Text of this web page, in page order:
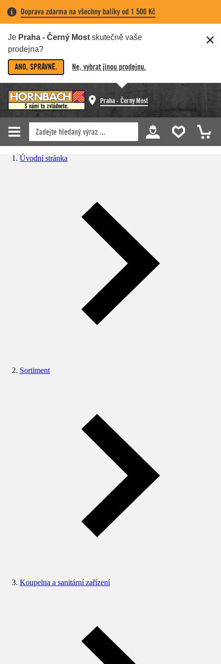
Doprava zdarma na všechny balíky od 1 500 Kč
Je Praha - Černý Most skutečně vaše
prodejna?
ANO, SPRÁVNĚ. Ne, vybrat jinou prodejnu.
Praha - Černý Most
Úvodní stránka
Sortiment
Koupelna a sanitární zařízení